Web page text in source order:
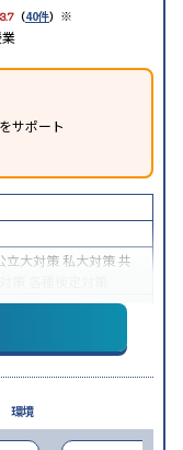
3.7 （40件） ※
サポート
立大対策 私大対策共
策
・タブレットを利用
みの受講可
ート調査方法を参照
環境